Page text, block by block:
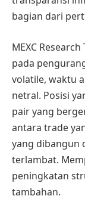
bagian dari
MEXC
pada
volatile, waktu
netral. Posisi
pair yang
antara trade
yang dibangun
terlambat.
peningkatan
tambahan.